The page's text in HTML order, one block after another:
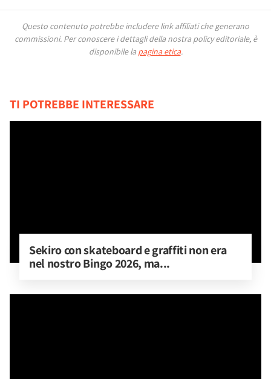
Questo contenuto potrebbe includere link affiliati che generano
commissioni. Per conoscere i dettagli della nostra policy editoriale, è
disponibile la pagina etica.
TI POTREBBE INTERESSARE
Sekiro con skateboard e graffiti non era
nel nostro Bingo 2026, ma...